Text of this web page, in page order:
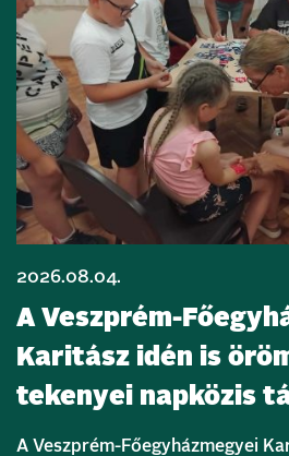
2026.08.04.
A Veszprém-
Karitász idén is
tekenyei napközis
A Veszprém-Főegyházmegyei